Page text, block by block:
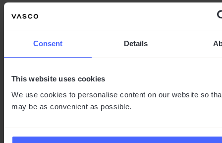
Consent Details
This website uses cookies
We use cookies to personalise content on our website so
may be as convenient as possible.